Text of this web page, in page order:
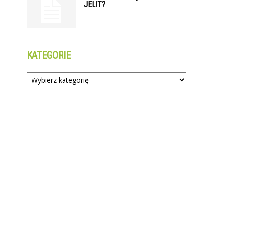
JELIT?
KATEGORIE
Kategorie